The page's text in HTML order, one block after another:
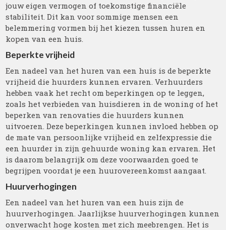
jouw eigen vermogen of toekomstige financiële
stabiliteit. Dit kan voor sommige mensen een
belemmering vormen bij het kiezen tussen huren en
kopen van een huis.
Beperkte vrijheid
Een nadeel van het huren van een huis is de beperkte
vrijheid die huurders kunnen ervaren. Verhuurders
hebben vaak het recht om beperkingen op te leggen,
zoals het verbieden van huisdieren in de woning of het
beperken van renovaties die huurders kunnen
uitvoeren. Deze beperkingen kunnen invloed hebben op
de mate van persoonlijke vrijheid en zelfexpressie die
een huurder in zijn gehuurde woning kan ervaren. Het
is daarom belangrijk om deze voorwaarden goed te
begrijpen voordat je een huurovereenkomst aangaat.
Huurverhogingen
Een nadeel van het huren van een huis zijn de
huurverhogingen. Jaarlijkse huurverhogingen kunnen
onverwacht hoge kosten met zich meebrengen. Het is